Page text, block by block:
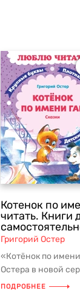
Котенок по
читать. Книги
Григорий Остер
«Котёнок по
Остера в новой
для дошкольного и
ПОДРОБНЕЕ